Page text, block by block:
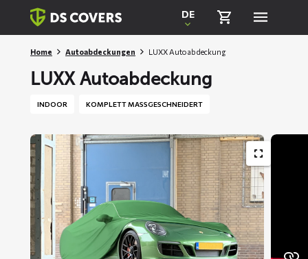
Skiplinks
DE
Home Autoabdeckungen LUXX Autoabdeckung
LUXX Autoabdeckung
INDOOR KOMPLETT MASSGESCHNEIDERT